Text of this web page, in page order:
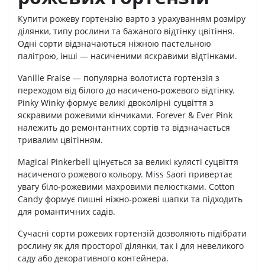
Купити рожеву гортензію варто з урахуванням розміру
ділянки, типу рослини та бажаного відтінку цвітіння.
Одні сорти відзначаються ніжною пастельною
палітрою, інші — насиченими яскравими відтінками.
Vanille Fraise — популярна волотиста гортензія з
переходом від білого до насичено-рожевого відтінку.
Pinky Winky формує великі двоколірні суцвіття з
яскравими рожевими кінчиками. Forever & Ever Pink
належить до ремонтантних сортів та відзначається
тривалим цвітінням.
Magical Pinkerbell цінується за великі кулясті суцвіття
насиченого рожевого кольору. Miss Saori привертає
увагу біло-рожевими махровими пелюстками. Cotton
Candy формує пишні ніжно-рожеві шапки та підходить
для романтичних садів.
Сучасні сорти рожевих гортензій дозволяють підібрати
рослину як для просторої ділянки, так і для невеликого
саду або декоративного контейнера.